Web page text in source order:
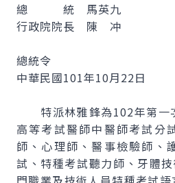
總 統 馬英九
行政院院長 陳 冲
總統令
中華民國101年10月22日
特派林雅鋒為102年第一
高等考試醫師中醫師考試分
師、心理師、醫事檢驗師、
試、特種考試聽力師、牙體